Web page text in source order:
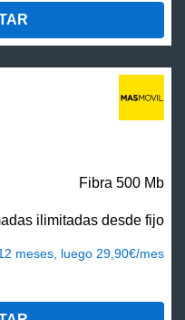
Fibra 500 Mb
ilimitadas desde fijo
meses, luego 29,90€/mes